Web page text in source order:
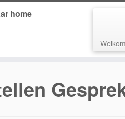
Welkom